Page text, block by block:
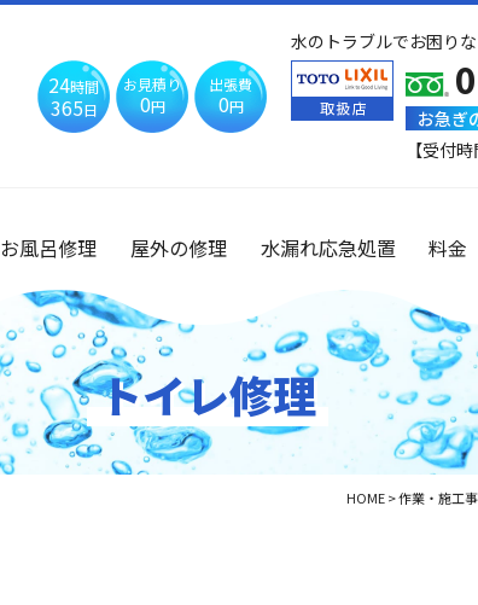
24時間
365日
お見積り
0円
出張費
0円
水のトラブルでお困り
お急ぎ
【受付
お風呂修理 屋外の修理 水漏れ応急処置 料金
トイレ修理
HOME>作業・施工